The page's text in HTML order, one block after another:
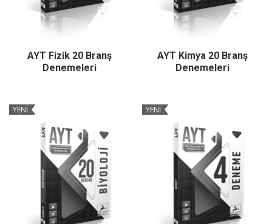
AYT Fizik 20 Branş
Denemeleri
AYT Kimya 20 Branş
Denemeleri
YENİ YENİ